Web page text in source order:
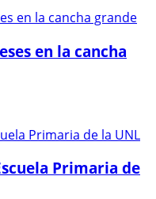
en la cancha
Primaria de